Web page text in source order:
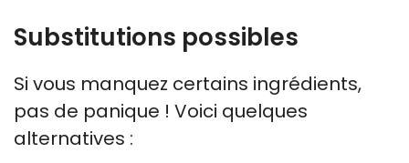
Substitutions possibles
Si vous manquez certains ingrédients,
pas de panique ! Voici quelques
alternatives :